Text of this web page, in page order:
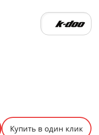
Купить в один клик